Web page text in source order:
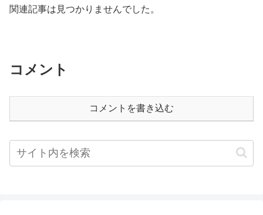
関連記事は見つかりませんでした。
コメント
コメントを書き込む